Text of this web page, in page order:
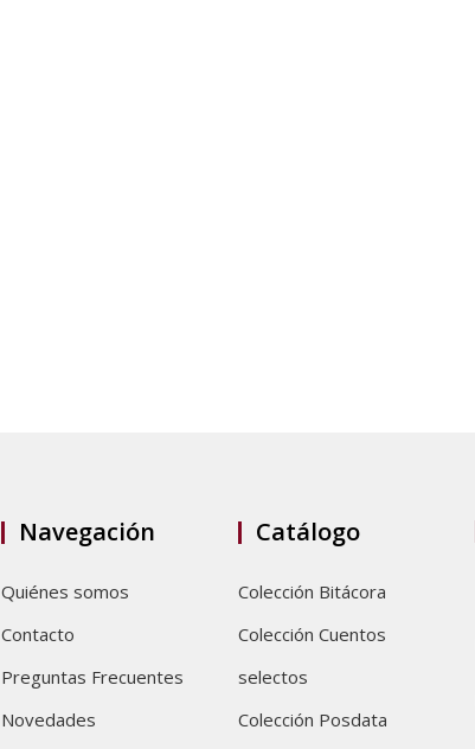
Navegación
Quiénes somos
Contacto
Preguntas Frecuentes
Novedades
Catálogo
Colección Bitácora
Colección Cuentos
selectos
Colección Posdata